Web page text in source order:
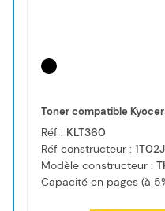
Toner compatible
Réf : KLT360
Réf constructeur :
Modèle constructeur :
Capacité en pages (à